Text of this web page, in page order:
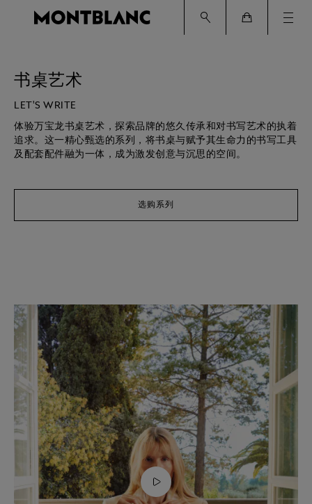
书桌艺术
LET'S WRITE
体验万宝龙书桌艺术，探索品牌的悠久传承和对书写艺术的执着
追求。这一精心甄选的系列，将书桌与赋予其生命力的书写工具
及配套配件融为一体，成为激发创意与沉思的空间。
选购系列